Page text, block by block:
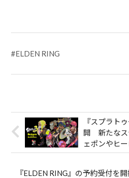
r
o
e
#ELDEN RING
『スプラト
開 新たなス
ェポンやヒー
『ELDEN RING』の予約受付を